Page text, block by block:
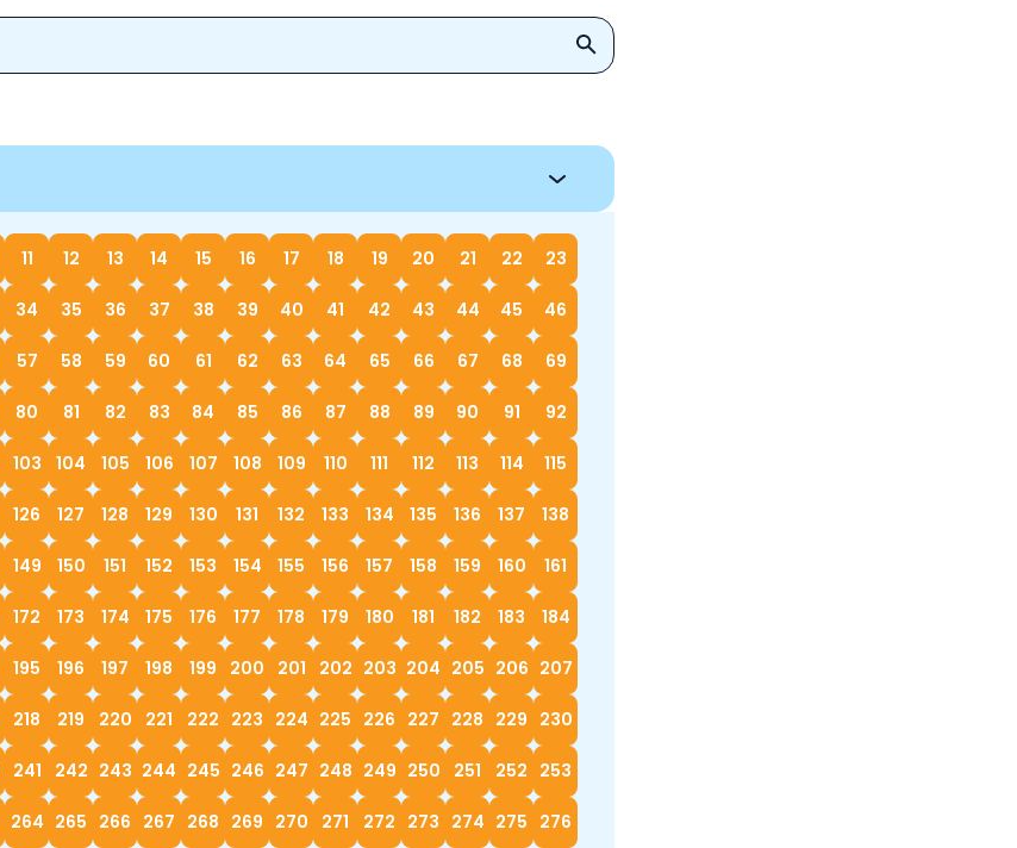
11 12 13 14 15 16 17 18 19 20 21 22 23
34 35 36 37 38 39 40 41 42 43 44 45 46
57 58 59 60 61 62 63 64 65 66 67 68 69
80 81 82 83 84 85 86 87 88 89 90 91 92
103 104 105 106 107 108 109 110 111 112 113 114 115
126 127 128 129 130 131 132 133 134 135 136 137 138
149 150 151 152 153 154 155 156 157 158 159 160 161
172 173 174 175 176 177 178 179 180 181 182 183 184
195 196 197 198 199 200 201 202 203 204 205 206 207
218 219 220 221 222 223 224 225 226 227 228 229 230
241 242 243 244 245 246 247 248 249 250 251 252 253
264 265 266 267 268 269 270 271 272 273 274 275 276